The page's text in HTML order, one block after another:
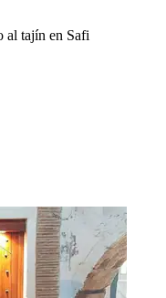
al tajín en Safi